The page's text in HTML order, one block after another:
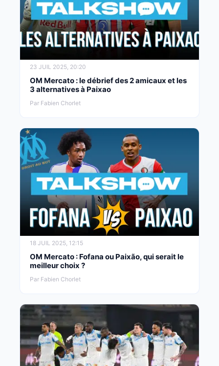
23 JUIL 2025, 20:20
OM Mercato : le débrief des 2 amicaux et les
3 alternatives à Paixao
Par Fabien Chorlet
18 JUIL 2025, 12:15
OM Mercato : Fofana ou Paixão, qui serait le
meilleur choix ?
Par Fabien Chorlet